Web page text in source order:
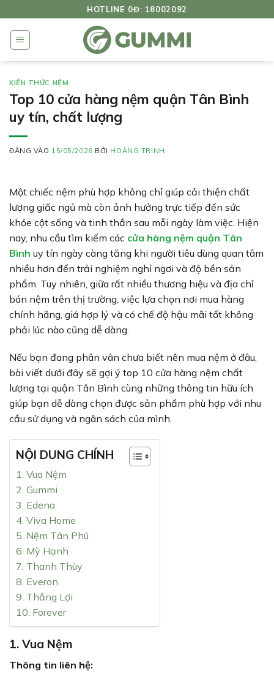
qua
dung
HOTLINE 0Đ: 18002092
KIẾN THỨC NỆM
Top 10 cửa hàng nệm quận Tân Bình
uy tín, chất lượng
ĐĂNG VÀO 15/05/2026 BỞI HOÀNG TRINH
Một chiếc nệm phù hợp không chỉ giúp cải thiện chất
lượng giấc ngủ mà còn ảnh hưởng trực tiếp đến sức
khỏe cột sống và tinh thần sau mỗi ngày làm việc. Hiện
nay, nhu cầu tìm kiếm các cửa hàng nệm quận Tân
Bình uy tín ngày càng tăng khi người tiêu dùng quan tâm
nhiều hơn đến trải nghiệm nghỉ ngơi và độ bền sản
phẩm. Tuy nhiên, giữa rất nhiều thương hiệu và địa chỉ
bán nệm trên thị trường, việc lựa chọn nơi mua hàng
chính hãng, giá hợp lý và có chế độ hậu mãi tốt không
phải lúc nào cũng dễ dàng.
Nếu bạn đang phân vân chưa biết nên mua nệm ở đâu,
bài viết dưới đây sẽ gợi ý top 10 cửa hàng nệm chất
lượng tại quận Tân Bình cùng những thông tin hữu ích
giúp bạn dễ dàng chọn được sản phẩm phù hợp với nhu
cầu sử dụng và ngân sách của mình.
NỘI DUNG CHÍNH
1. Vua Nệm
2. Gummi
3. Edena
4. Viva Home
5. Nệm Tân Phú
6. Mỹ Hạnh
7. Thanh Thùy
8. Everon
9. Thắng Lợi
10. Forever
1. Vua Nệm
Thông tin liên hệ: